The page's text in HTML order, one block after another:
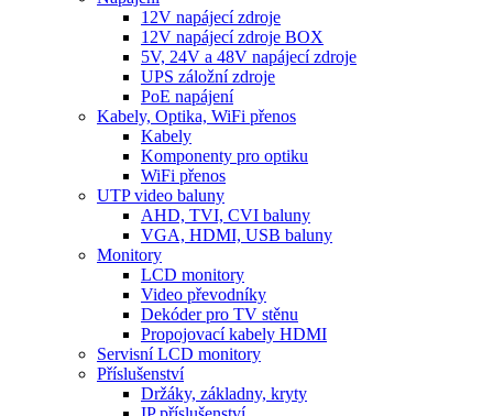
12V napájecí zdroje
12V napájecí zdroje BOX
5V, 24V a 48V napájecí zdroje
UPS záložní zdroje
PoE napájení
Kabely, Optika, WiFi přenos
Kabely
Komponenty pro optiku
WiFi přenos
UTP video baluny
AHD, TVI, CVI baluny
VGA, HDMI, USB baluny
Monitory
LCD monitory
Video převodníky
Dekóder pro TV stěnu
Propojovací kabely HDMI
Servisní LCD monitory
Příslušenství
Držáky, základny, kryty